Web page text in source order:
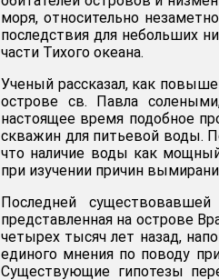
моря, относительно
последствия для небольших
части Тихого океана.
Ученый рассказал, как
острове св. Павла
настоящее время подобное
скважин для питьевой воды.
что наличие воды как
при изучении причин
Последней
представленная на острове
четырех тысяч лет назад,
единого мнения по поводу
Существующие гипотезы